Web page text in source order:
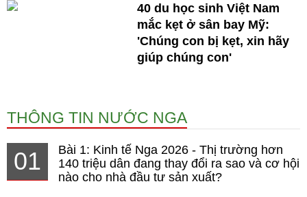
40 du học sinh Việt Nam
mắc kẹt ở sân bay Mỹ:
'Chúng con bị kẹt, xin hãy
giúp chúng con'
THÔNG TIN NƯỚC NGA
01
Bài 1: Kinh tế Nga 2026 - Thị trường hơn
140 triệu dân đang thay đổi ra sao và cơ hội
nào cho nhà đầu tư sản xuất?